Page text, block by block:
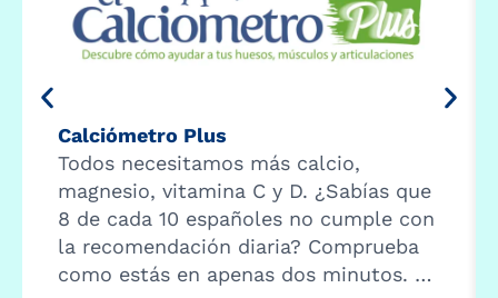
Calciómetro Plus
Todos necesitamos más calcio,
magnesio, vitamina C y D. ¿Sabías que
8 de cada 10 españoles no cumple con
la recomendación diaria? Comprueba
como estás en apenas dos minutos. …